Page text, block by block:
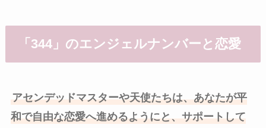
「344」のエンジェルナンバーと恋愛
アセンデッドマスターや天使たちは、あなたが平
和で自由な恋愛へ進めるようにと、サポートして